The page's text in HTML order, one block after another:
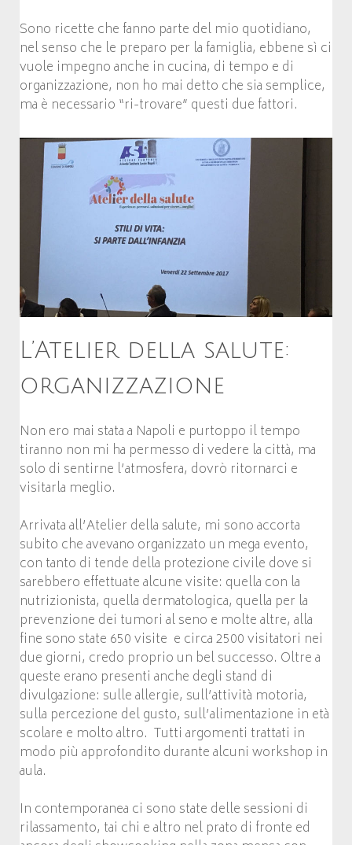
Sono ricette che fanno parte del mio quotidiano,
nel senso che le preparo per la famiglia, ebbene sì ci
vuole impegno anche in cucina, di tempo e di
organizzazione, non ho mai detto che sia semplice,
ma è necessario “ri-trovare” questi due fattori.
L’Atelier della salute:
organizzazione
Non ero mai stata a Napoli e purtoppo il tempo
tiranno non mi ha permesso di vedere la città, ma
solo di sentirne l’atmosfera, dovrò ritornarci e
visitarla meglio.
Arrivata all’Atelier della salute, mi sono accorta
subito che avevano organizzato un mega evento,
con tanto di tende della protezione civile dove si
sarebbero effettuate alcune visite: quella con la
nutrizionista, quella dermatologica, quella per la
prevenzione dei tumori al seno e molte altre, alla
fine sono state 650 visite e circa 2500 visitatori nei
due giorni, credo proprio un bel successo. Oltre a
queste erano presenti anche degli stand di
divulgazione: sulle allergie, sull’attività motoria,
sulla percezione del gusto, sull’alimentazione in età
scolare e molto altro. Tutti argomenti trattati in
modo più approfondito durante alcuni workshop in
aula.
In contemporanea ci sono state delle sessioni di
rilassamento, tai chi e altro nel prato di fronte ed